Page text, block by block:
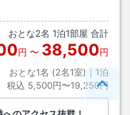
おとな2名 1泊1部屋 合計
円 〜 38,500円
おとな1名 (2名1室)｜ 1泊
税込 5,500円〜19,250円ペー